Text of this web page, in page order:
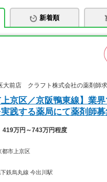
新着順
大前店 クラフト株式会社の薬剤師
上京区／京阪鴨東線】業
践する薬局にて薬剤師募
419万円～743万円程度
都市上京区
鉄烏丸線 今出川駅